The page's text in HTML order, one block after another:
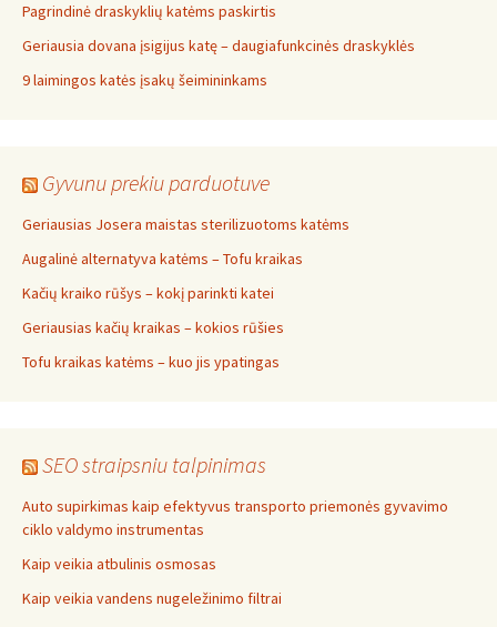
Pagrindinė draskyklių katėms paskirtis
Geriausia dovana įsigijus katę – daugiafunkcinės draskyklės
9 laimingos katės įsakų šeimininkams
Gyvunu prekiu parduotuve
Geriausias Josera maistas sterilizuotoms katėms
Augalinė alternatyva katėms – Tofu kraikas
Kačių kraiko rūšys – kokį parinkti katei
Geriausias kačių kraikas – kokios rūšies
Tofu kraikas katėms – kuo jis ypatingas
SEO straipsniu talpinimas
Auto supirkimas kaip efektyvus transporto priemonės gyvavimo
ciklo valdymo instrumentas
Kaip veikia atbulinis osmosas
Kaip veikia vandens nugeležinimo filtrai